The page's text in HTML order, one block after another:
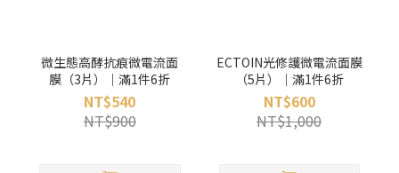
微生態高酵抗痕微電流面
膜（3片）｜滿1件6折
NT$540
NT$900
ECTOIN光修護微電流面膜
（5片）｜滿1件6折
NT$600
NT$1,000